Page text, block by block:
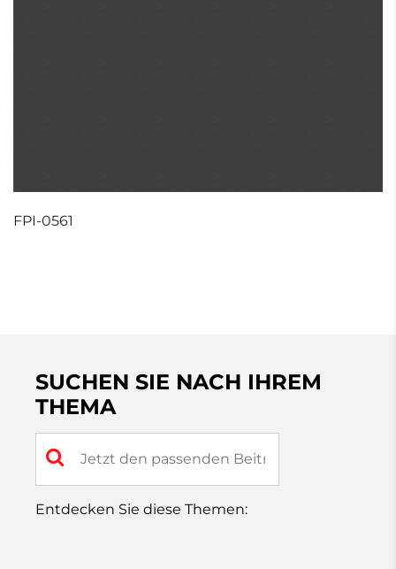
FPI-0561
SUCHEN SIE NACH IHREM
THEMA
Entdecken Sie diese Themen: